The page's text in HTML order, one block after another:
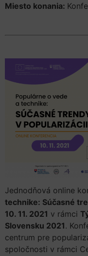
Miesto konania:
Jednodňová online
technike: Súčasné
10. 11. 2021 v rámci
Slovensku 2021.
centrum pre
spoločnosti v rámci